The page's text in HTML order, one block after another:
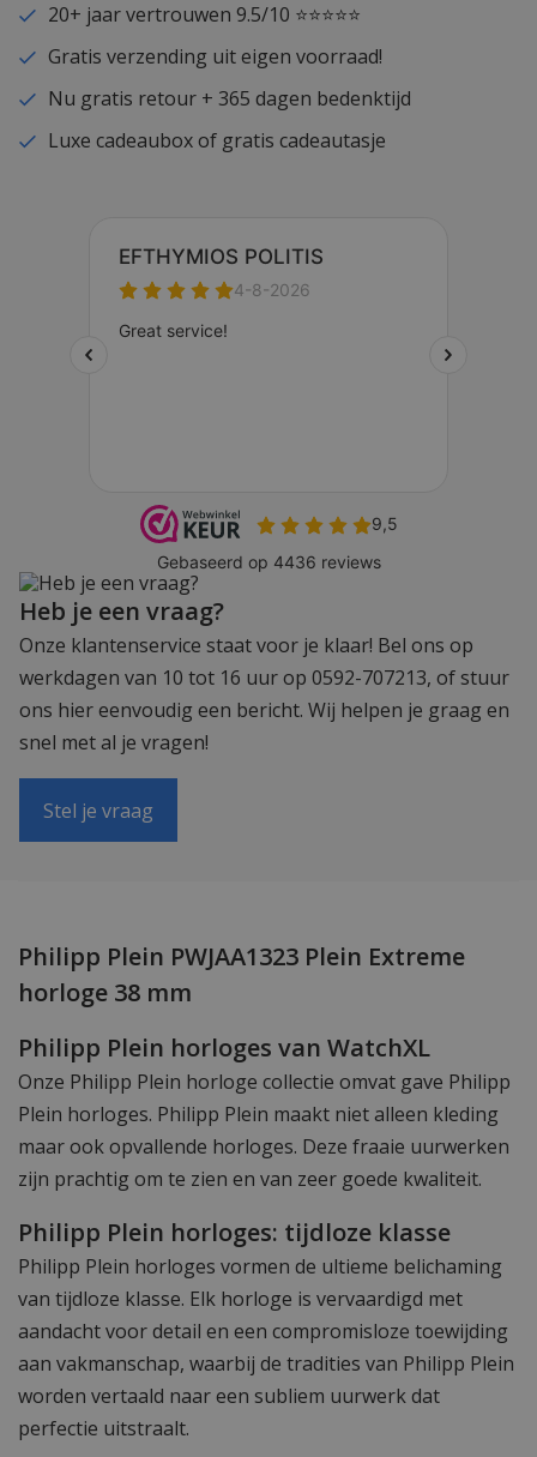
20+ jaar vertrouwen 9.5/10 ⭐⭐⭐⭐⭐
Gratis verzending uit eigen voorraad!
Nu gratis retour + 365 dagen bedenktijd
Luxe cadeaubox of gratis cadeautasje
Heb je een vraag?
Onze klantenservice staat voor je klaar! Bel ons op
werkdagen van 10 tot 16 uur op 0592-707213, of stuur
ons hier eenvoudig een bericht. Wij helpen je graag en
snel met al je vragen!
Stel je vraag
Philipp Plein PWJAA1323 Plein Extreme
horloge 38 mm
Philipp Plein horloges van WatchXL
Onze Philipp Plein horloge collectie omvat gave Philipp
Plein horloges. Philipp Plein maakt niet alleen kleding
maar ook opvallende horloges. Deze fraaie uurwerken
zijn prachtig om te zien en van zeer goede kwaliteit.
Philipp Plein horloges: tijdloze klasse
Philipp Plein horloges vormen de ultieme belichaming
van tijdloze klasse. Elk horloge is vervaardigd met
aandacht voor detail en een compromisloze toewijding
aan vakmanschap, waarbij de tradities van Philipp Plein
worden vertaald naar een subliem uurwerk dat
perfectie uitstraalt.